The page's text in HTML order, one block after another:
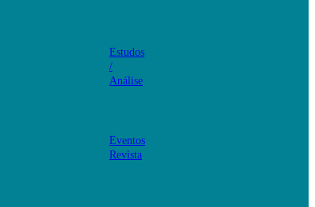
Estudos
/
Análise
Eventos
Revista